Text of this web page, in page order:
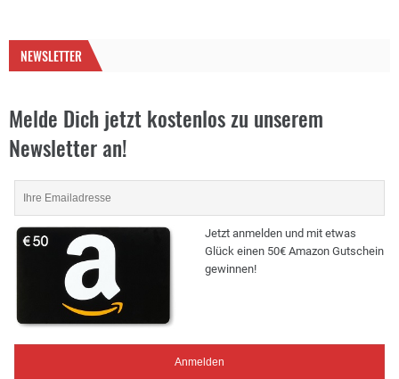
NEWSLETTER
Melde Dich jetzt kostenlos zu unserem
Newsletter an!
Jetzt anmelden und mit etwas
Glück einen 50€ Amazon Gutschein
gewinnen!